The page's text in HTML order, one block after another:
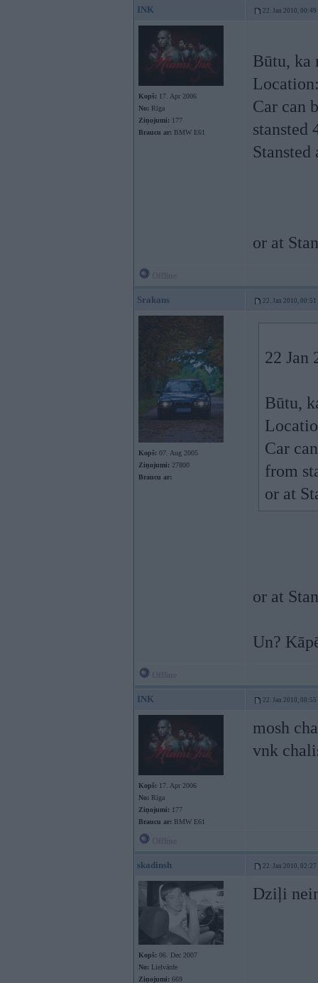
INK 22. Jan 2010, 00:49
Kopš: 17. Apr 2006
No: Rīga
Ziņojumi: 177
Braucu ar: BMW E61
Būtu, ka
Car can
stansted
or at
Srakans 22. Jan 2010, 00:51
Kopš: 07. Aug 2005
Ziņojumi: 27800
Braucu ar:
22 Jan
Būtu,
Car
from
or at
or at
Un?
INK 22. Jan 2010, 00:55
Kopš: 17. Apr 2006
No: Rīga
Ziņojumi: 177
Braucu ar: BMW E61
mosh
vnk
skadinsh 22. Jan 2010, 02:27
Kopš: 06. Dec 2007
No: Lielvārde
Ziņojumi: 669
Dziļi